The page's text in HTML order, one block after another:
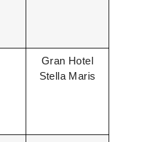
Gran Hotel
Stella Maris